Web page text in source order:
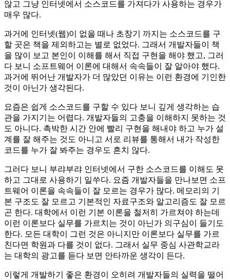
않고 그냥 인터넷에서 소스코드를 가져다가 사용하는 경우가
매우 많다.
과거에 인터넷(웹)이 없을 때나 초창기 까지는 소스코드를 구
할 곳은 책을 제외하고는 별로 없었다. 그래서 개발자들이 책
을 많이 보고 본인이 이해를 해서 직접 구현을 해야 했고, 그러
다 보니 소프트웨어 이론에 대해서 속속들이 잘 알아야 했다.
과거에 뛰어난 개발자가 더 많았던 이유는 이런 환경에 기인한
것이 아닌가 생각된다.
요즘은 쉽게 소스코드를 구할 수 있다 보니 깊게 생각하는 습
관을 가지기는 어렵다. 개발자들의 고충을 이해하지 못하는 것
도 아니다. 촉박한 시간 안에 빨리 구현을 해내야 하고 누가 설
계를 잘 해주는 것도 아니고 서로 리뷰를 통해서 내가 작성한
코드를 누가 잘 봐주는 경우도 흔치 않다.
그러다 보니 부랴부랴 인터넷에서 구한 소스코드를 이해도 못
하고 그대로 사용하기 일쑤다. 요즘 개발자들을 만나보면 소프
트웨어 이론을 속속들이 잘 모르는 경우가 많다. 메모리의 기
본 구조도 잘 모르고 기본적인 자료구조와 알고리즘도 잘 모르
곤 한다. 대학에서 이런 기본 이론을 철저히 가르쳐야 하는데
이런 이론보다 실무를 가르치는 것이 아닌가 의구심이 들기도
한다. 모든 대학이 그런 것은 아니지만 이론보다 실무를 가르
친다면 학원과 다를 것이 없다. 그래서 실무 중심 사관학교라
는 대학의 광고를 듣다 보면 안타까운 생각이 든다.
이렇게 개발하기 좋은 환경이 오히려 개발자들의 실력을 떨어